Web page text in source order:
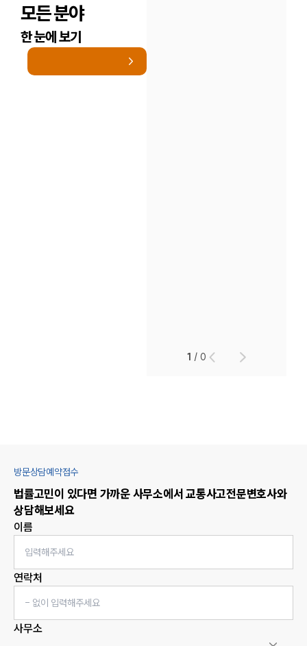
모든 분야
한 눈에 보기
1 /0
방문상담예약접수
법률고민이 있다면 가까운 사무소에서 교통사고전문변호사와
상담해보세요
이름
연락처
사무소